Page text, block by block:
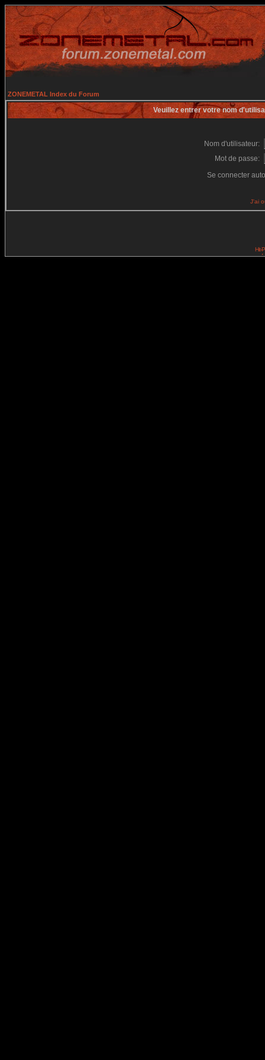
ZONEMETAL Index du Forum
Veuillez entrer votre nom
Nom d'utilisateur:
Mot de passe:
Se connecter
J'ai